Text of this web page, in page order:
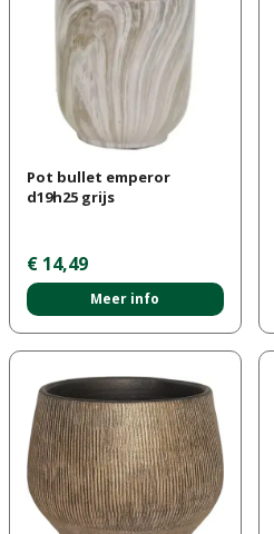
Pot bullet emperor
d19h25 grijs
€ 14,49
Meer info